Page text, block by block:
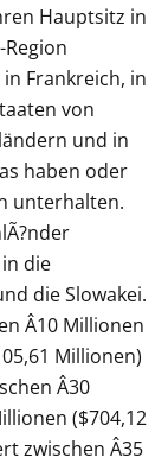
Hauptsitz in
Frankreich, in
von
und in
haben oder
unterhalten.
die
die Slowakei.
Â10 Millionen
Millionen)
Â30
($704,12
zwischen Â35